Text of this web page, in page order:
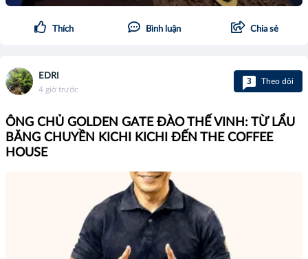
Thích Bình luận Chia sẻ
EDRI
4 giờ trước
3 Theo dõi
ÔNG CHỦ GOLDEN GATE ĐÀO THẾ VINH: TỪ LẨU
BĂNG CHUYỀN KICHI KICHI ĐẾN THE COFFEE
HOUSE